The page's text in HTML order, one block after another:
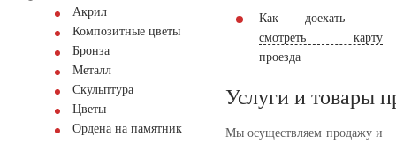
Акрил
Композитные цветы
Бронза
Металл
Скульптура
Цветы
Ордена на памятник
Как доехать —
смотреть карту
проезда
Услуги и товары
Мы осуществляем продажу и